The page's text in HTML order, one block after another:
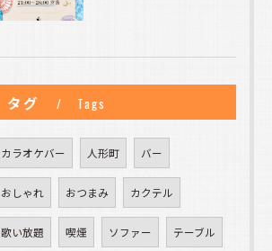
タグ Tags
カラオケバー 人形町 バー
おしゃれ おつまみ カクテル
歌い放題 喫煙 ソファー テーブル